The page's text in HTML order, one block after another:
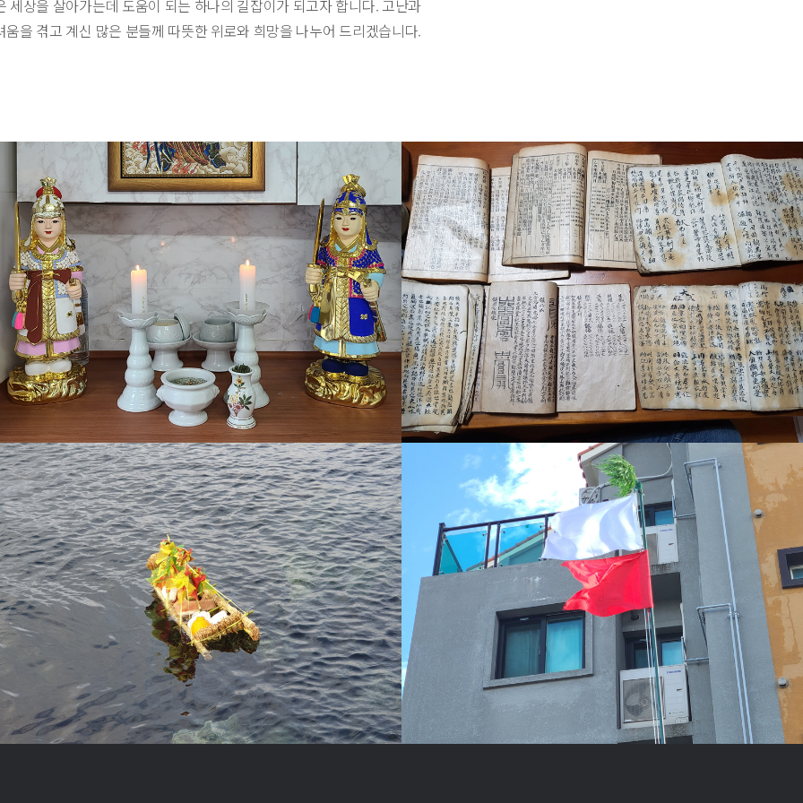
세상을 살아가는데 도움이 되는 하나의 길잡이가 되고자 합니다. 고난과
움을 겪고 계신 많은 분들께 따뜻한 위로와 희망을 나누어 드리겠습니다.